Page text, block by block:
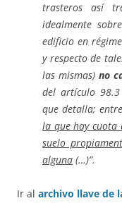
trasteros así
idealmente
edificio en
y respecto de
las mismas)no
del artículo
que detalla;
la que hay cuota
suelo
alguna (…)”.
Ir al archivo llave de